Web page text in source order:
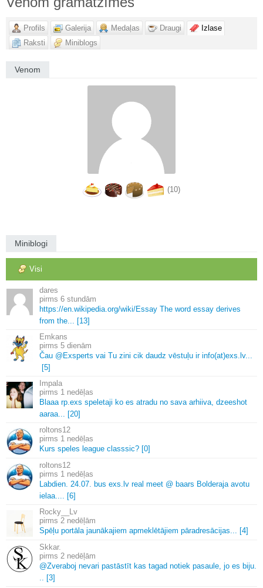
Profils Galerija Medaļas Draugi
Izlase
Raksti
Miniblogs
Venom
(10)
Miniblogi
Visi
dares
6 stundām
https://en. wikipedia. org/wiki/Essay The word essay derives
from the.
[13]
Emkans
5 dienām
Čau @Exsperts vai Tu zini cik daudz vēstuļu ir info(at)exs. lv.
[5]
Impala
1 nedēļas
Blaaa rp. exs speletaji ko es atradu no sava arhiiva, dzeeshot
aaraa.
[20]
roltons12
1 nedēļas
Kurs speles league classsic? [0]
roltons12
1 nedēļas
Labdien. 24. 07. bus exs. lv real meet @ baars Bolderaja avotu
ielaa.
[6]
Rocky__Lv
2 nedēļām
Spēļu portāla jaunākajiem apmeklētājiem pāradresācijas.
[4]
Skkar.
2 nedēļām
@Zveraboj nevari pastāstīt kas tagad notiek pasaule, jo es biju.
[3]